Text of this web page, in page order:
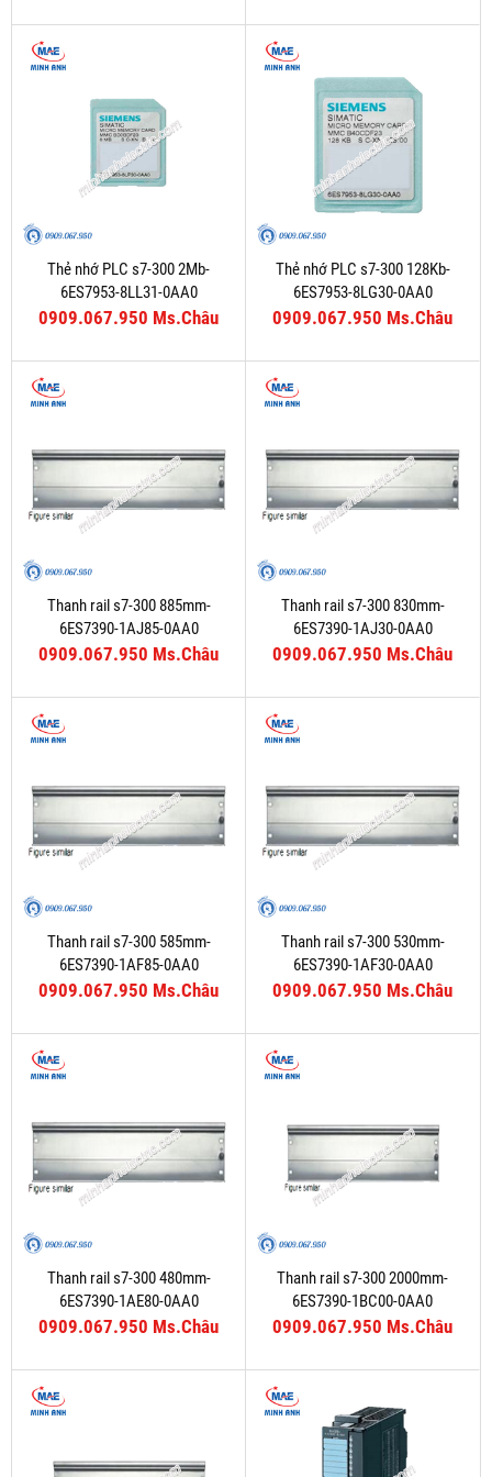
Thẻ nhớ PLC s7-300 2Mb-
6ES7953-8LL31-0AA0
0909.067.950 Ms.Châu
Thẻ nhớ PLC s7-300 128Kb-
6ES7953-8LG30-0AA0
0909.067.950 Ms.Châu
Thanh rail s7-300 885mm-
6ES7390-1AJ85-0AA0
0909.067.950 Ms.Châu
Thanh rail s7-300 830mm-
6ES7390-1AJ30-0AA0
0909.067.950 Ms.Châu
Thanh rail s7-300 585mm-
6ES7390-1AF85-0AA0
0909.067.950 Ms.Châu
Thanh rail s7-300 530mm-
6ES7390-1AF30-0AA0
0909.067.950 Ms.Châu
Thanh rail s7-300 480mm-
6ES7390-1AE80-0AA0
0909.067.950 Ms.Châu
Thanh rail s7-300 2000mm-
6ES7390-1BC00-0AA0
0909.067.950 Ms.Châu